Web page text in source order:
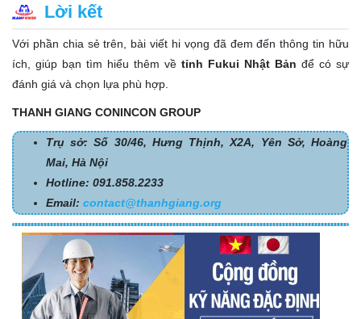
Lời kết
Với phần chia sẻ trên, bài viết hi vọng đã đem đến thông tin hữu
ích, giúp bạn tìm hiểu thêm về tỉnh Fukui Nhật Bản để có sự
đánh giá và chọn lựa phù hợp.
THANH GIANG CONINCON GROUP
Trụ sở: Số 30/46, Hưng Thịnh, X2A, Yên Sở, Hoàng
Mai, Hà Nội
Hotline: 091.858.2233
Email: contact@thanhgiang.org